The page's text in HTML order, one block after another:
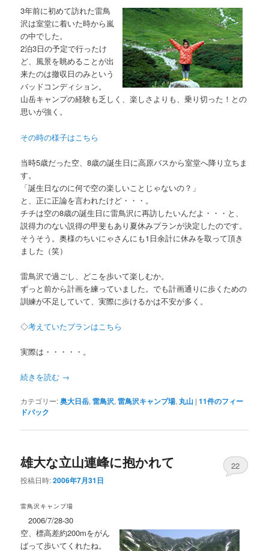
ン
ツ
へ
移
ツ
へ
移
動
3年前に初めて訪れた雷鳥
沢は室堂に着いた時から嵐
の中でした。
2泊3日の予定で行ったけ
ど、風景を眺めることが出
来たのは撤収日のみという
バッドコンディション。
山岳キャンプの経験も乏しく、楽しさよりも、乗り切った！との
思いが強く。
その時の様子はこちら
当時5歳だった空、8歳の誕生日に高原バスから室堂へ降り立ちま
す。
「誕生日なのに何で空の楽しいことじゃないの？」
と、正に正論を言われたけど・・・。
チチは空の8歳の誕生日に雷鳥沢に再訪したいんだよ・・・と、
説得力のない説得の甲斐もあり夏休みプランが決定したのです。
そうそう。奥様のちいにゃさんにも1日余計に休みを取って頂き
ました（笑）
雷鳥沢で過ごし、どこを歩いて楽しむか。
ずっと前から計画を練っていました。でも計画通りに歩くための
訓練が不足していて、実際に歩けるかは不安が多く。
◇考えていたプランはこちら
実際は・・・・・。
続きを読む →
カテゴリー:奥大日岳,雷鳥沢,雷鳥沢キャンプ場, 丸山 |11件のフィー
ドバック
雄大な立山連峰に抱かれて
投稿日時:2006年7月31日
22
雷鳥沢キャンプ場
2006/7/28-30
空、標高差約200mをがん
ばって歩いてくれたね。